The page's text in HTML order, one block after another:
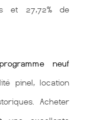
et 27,72% de
programme neuf
pinel, location
Acheter